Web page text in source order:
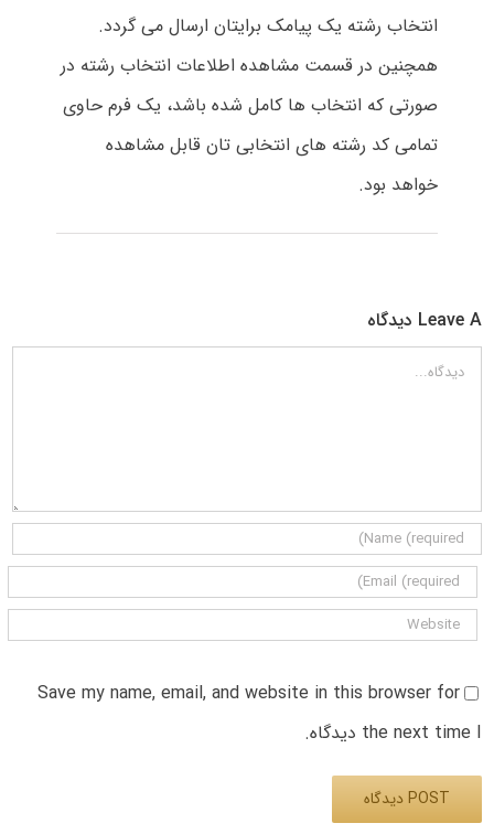
انتخاب رشته یک پیامک برایتان ارسال می گردد.
همچنین در قسمت مشاهده اطلاعات انتخاب رشته در
صورتی که انتخاب ها کامل شده باشد، یک فرم حاوی
تمامی کد رشته های انتخابی تان قابل مشاهده
خواهد بود.
Leave A دیدگاه
دیدگاه
Save my name, email, and website in this browser for
the next time I دیدگاه.